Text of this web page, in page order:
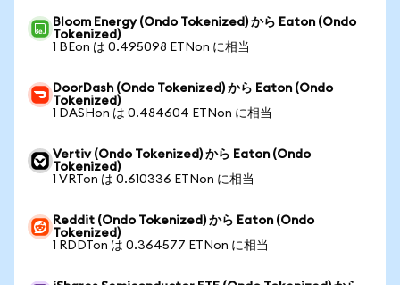
Bloom Energy (Ondo Tokenized) から Eaton (Ondo
Tokenized)
1 BEon は 0.495098 ETNon に相当
DoorDash (Ondo Tokenized) から Eaton (Ondo
Tokenized)
1 DASHon は 0.484604 ETNon に相当
Vertiv (Ondo Tokenized) から Eaton (Ondo
Tokenized)
1 VRTon は 0.610336 ETNon に相当
Reddit (Ondo Tokenized) から Eaton (Ondo
Tokenized)
1 RDDTon は 0.364577 ETNon に相当